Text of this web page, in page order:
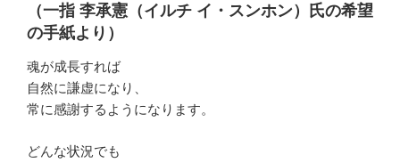
（一指 李承憲（イルチ イ・スンホン）氏の希望
の手紙より）
魂が成長すれば
自然に謙虚になり、
常に感謝するようになります。
どんな状況でも